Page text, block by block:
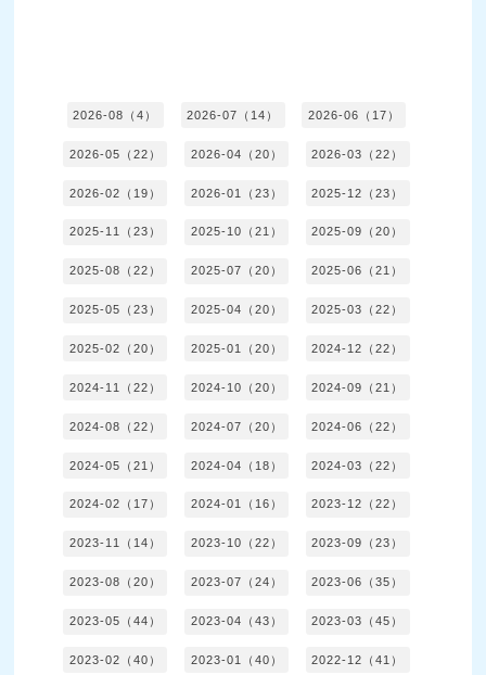
2026-08（4） 2026-07（14） 2026-06（17）
2026-05（22） 2026-04（20） 2026-03（22）
2026-02（19） 2026-01（23） 2025-12（23）
2025-11（23） 2025-10（21） 2025-09（20）
2025-08（22） 2025-07（20） 2025-06（21）
2025-05（23） 2025-04（20） 2025-03（22）
2025-02（20） 2025-01（20） 2024-12（22）
2024-11（22） 2024-10（20） 2024-09（21）
2024-08（22） 2024-07（20） 2024-06（22）
2024-05（21） 2024-04（18） 2024-03（22）
2024-02（17） 2024-01（16） 2023-12（22）
2023-11（14） 2023-10（22） 2023-09（23）
2023-08（20） 2023-07（24） 2023-06（35）
2023-05（44） 2023-04（43） 2023-03（45）
2023-02（40） 2023-01（40） 2022-12（41）